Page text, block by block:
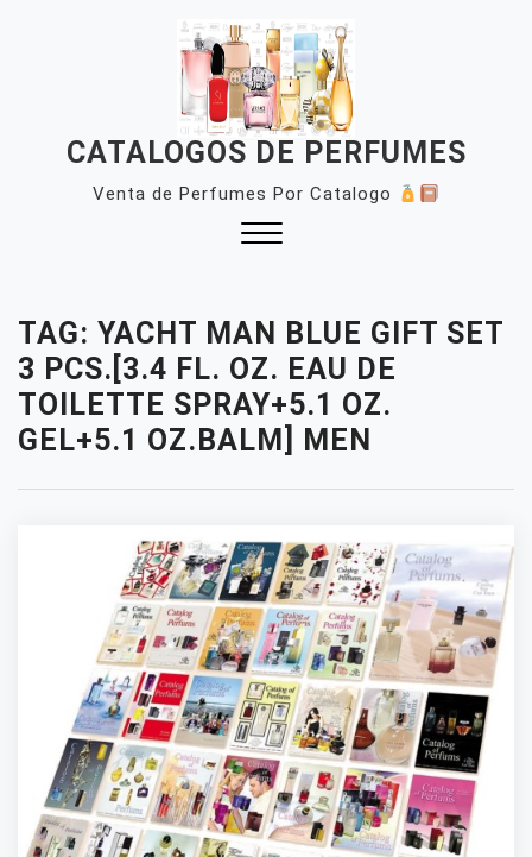
CATALOGOS DE PERFUMES
Venta de Perfumes Por Catalogo
TAG: YACHT MAN BLUE GIFT SET
3 PCS.[3.4 FL. OZ. EAU DE
TOILETTE SPRAY+5.1 OZ.
GEL+5.1 OZ.BALM] MEN